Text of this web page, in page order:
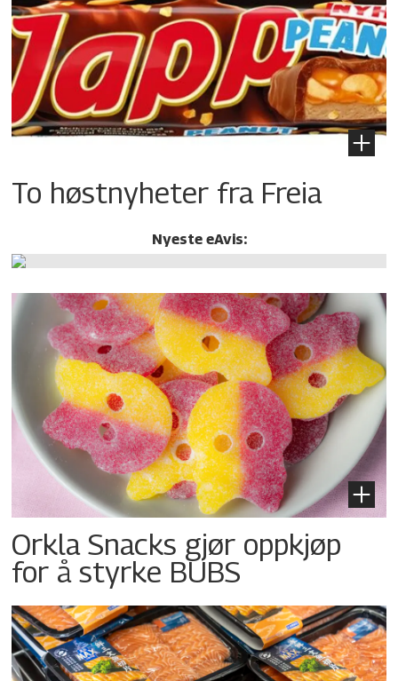
To høstnyheter fra Freia
Nyeste eAvis:
Orkla Snacks gjør oppkjøp
for å styrke BUBS